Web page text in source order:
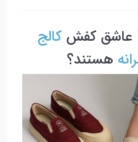
عاشق کفش کالج
هستند؟